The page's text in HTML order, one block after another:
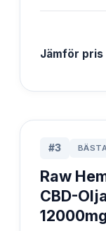
Jämför pris
#3
Raw
CBD-